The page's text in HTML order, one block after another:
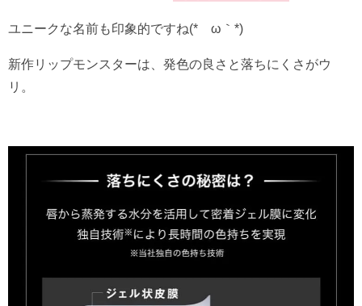
ユニークな名前も印象的ですね(*´ω｀*)
新作リップモンスターは、発色の良さと落ちにくさがウ
リ。